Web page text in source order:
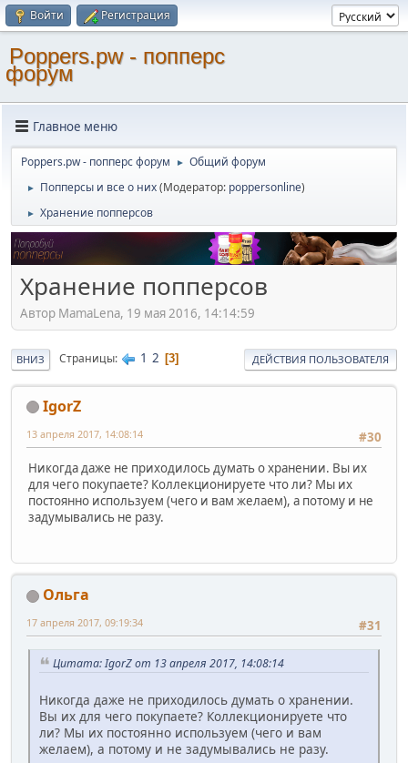
Войти Регистрация
Poppers.pw - попперс
форум
Главное меню
Poppers.pw - попперс форум ► Общий форум
► Попперсы и все о них(Модератор: poppersonline)
► Хранение попперсов
Хранение попперсов
Автор MamaLena, 19 мая 2016, 14:14:59
ВНИЗ Страницы 1 2 3 ДЕЙСТВИЯ ПОЛЬЗОВАТЕЛЯ
IgorZ
#30
13 апреля 2017, 14:08:14
Никогда даже не приходилось думать о хранении. Вы их
для чего покупаете? Коллекционируете что ли? Мы их
постоянно используем (чего и вам желаем), а потому и не
задумывались не разу.
Ольга
#31
17 апреля 2017, 09:19:34
Цитата: IgorZ от 13 апреля 2017, 14:08:14
Никогда даже не приходилось думать о хранении.
Вы их для чего покупаете? Коллекционируете что
ли? Мы их постоянно используем (чего и вам
желаем), а потому и не задумывались не разу.